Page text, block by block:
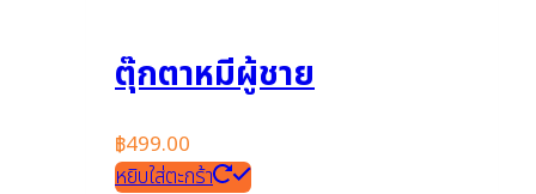
ตุ๊กตาหมีผู้ชาย
฿499.00
หยิบใส่ตะกร้า